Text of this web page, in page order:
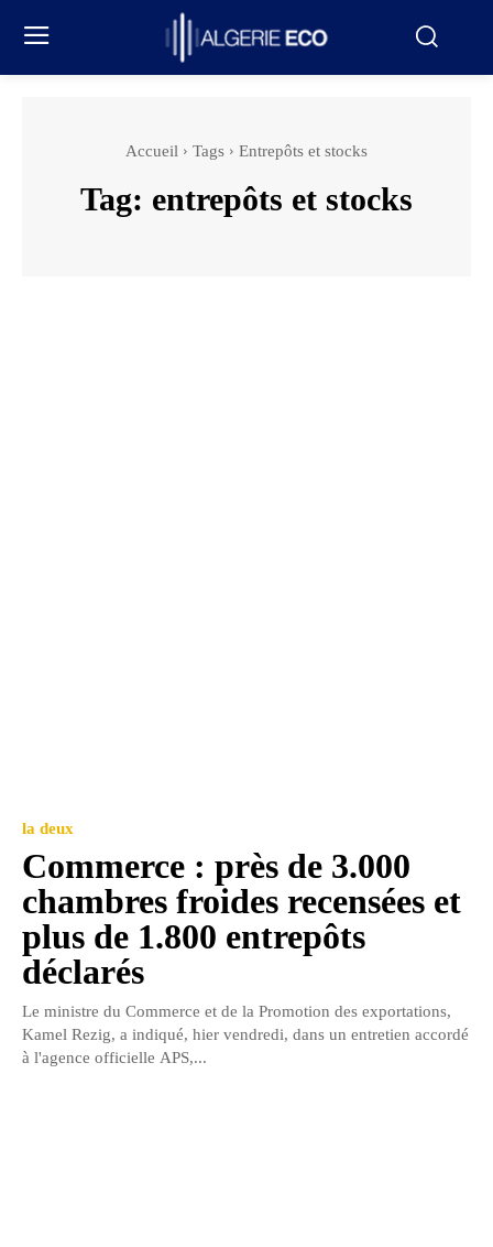
Accueil Tags Entrepôts et stocks
Tag: entrepôts et stocks
la deux
Commerce : près de 3.000
chambres froides recensées et
plus de 1.800 entrepôts
déclarés
Le ministre du Commerce et de la Promotion des exportations,
Kamel Rezig, a indiqué, hier vendredi, dans un entretien accordé
à l'agence officielle APS,...